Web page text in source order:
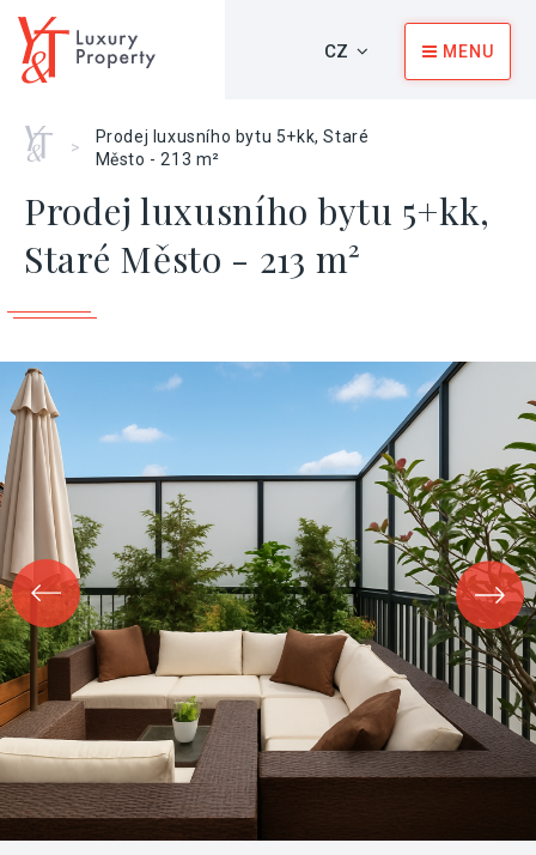
CZ MENU
Home
>
Prodej luxusního bytu 5+kk, Staré
Město - 213 m²
Prodej luxusního bytu 5+kk,
Staré Město - 213 m²